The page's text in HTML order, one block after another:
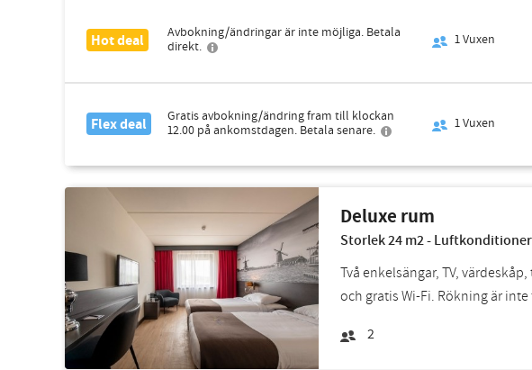
Hot deal
Avbokning/ändringar är inte möjliga. Betala
direkt.
1Vuxen
Flex deal
Gratis avbokning/ändring fram till klockan
12.00 på ankomstdagen. Betala senare.
1Vuxen
Deluxe rum
Storlek 24 m2 -
Två enkelsängar, TV,
och gratis Wi-Fi. Rökning är
2